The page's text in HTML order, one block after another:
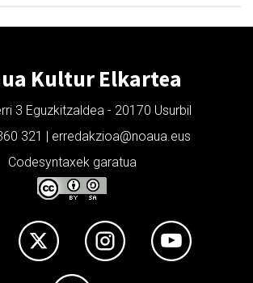
Kultur Elkartea
3 Eguzkitzaldea - 20170 Usurbil
321 | erredakzioa@noaua.eus
Codesyntaxek garatua